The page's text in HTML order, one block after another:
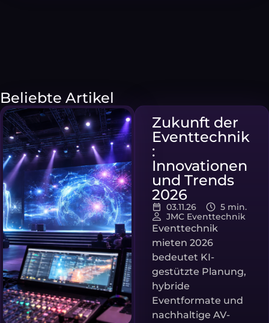
Beliebte Artikel
Zukunft der
Eventtechnik
:
Innovationen
und Trends
2026
03.11.26
5 min.
JMC Eventtechnik
Eventtechnik
mieten 2026
bedeutet KI-
gestützte Planung,
hybride
Eventformate und
nachhaltige AV-